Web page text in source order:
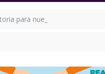
para nueva Policía Estatal